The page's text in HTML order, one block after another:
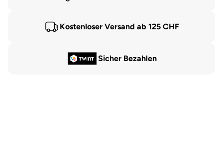
Kostenloser Versand ab 125 CHF
Sicher Bezahlen